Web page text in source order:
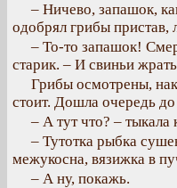
– Ничево, запашок,
одобрял грибы пристав,
– То-то запашок!
старик. – И свиньи
Грибы осмотрены,
стоит. Дошла очередь
– А тут что? – тыкала
– Тутотка рыбка
межукосна, вязижка в
– А ну, покажь.